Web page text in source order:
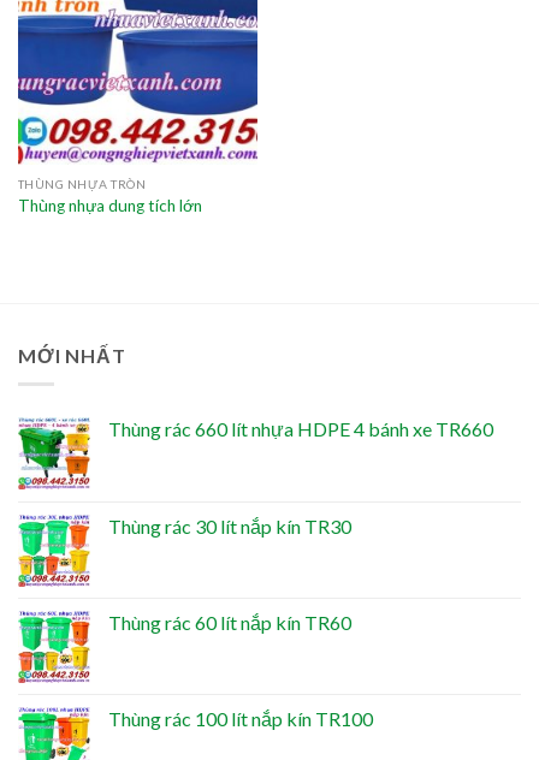
THÙNG NHỰA TRÒN
Thùng nhựa dung tích lớn
MỚI NHẤT
Thùng rác 660 lít nhựa HDPE 4 bánh xe TR660
Thùng rác 30 lít nắp kín TR30
Thùng rác 60 lít nắp kín TR60
Thùng rác 100 lít nắp kín TR100